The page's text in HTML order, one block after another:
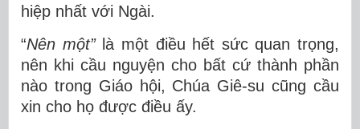
hiệp nhất với Ngài.
“Nên một”là một điều hết sức quan trọng,
nên khi cầu nguyện cho bất cứ thành phần
nào trong Giáo hội, Chúa Giê-su cũng cầu
xin cho họ được điều ấy.